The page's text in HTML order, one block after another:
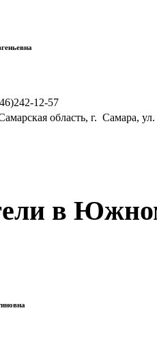
12-57
область, г. Самара,
в